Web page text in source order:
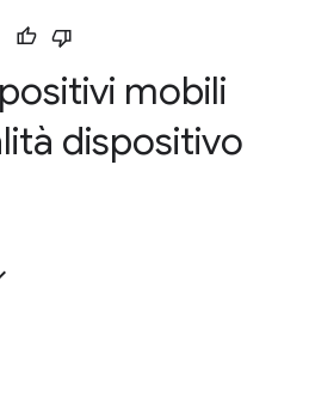
mobili
dispositivo